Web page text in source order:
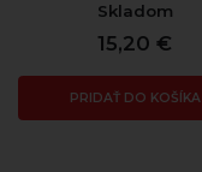
Skladom
15,20 €
PRIDAŤ DO KOŠÍKA